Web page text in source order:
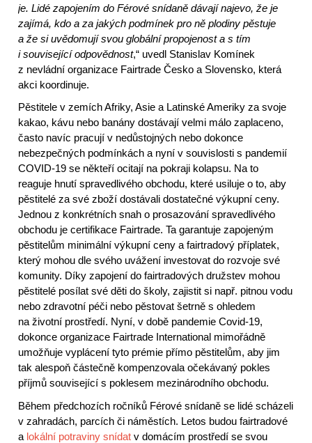
je. Lidé zapojením do Férové snídaně dávají najevo, že je
zajímá, kdo a za jakých podmínek pro ně plodiny pěstuje
a že si uvědomují svou globální propojenost a s tím
i související odpovědnost,“ uvedl Stanislav Komínek
z nevládní organizace Fairtrade Česko a Slovensko, která
akci koordinuje.
Pěstitele v zemích Afriky, Asie a Latinské Ameriky za svoje
kakao, kávu nebo banány dostávají velmi málo zaplaceno,
často navíc pracují v nedůstojných nebo dokonce
nebezpečných podmínkách a nyní v souvislosti s pandemií
COVID-19 se někteří ocitají na pokraji kolapsu. Na to
reaguje hnutí spravedlivého obchodu, které usiluje o to, aby
pěstitelé za své zboží dostávali dostatečné výkupní ceny.
Jednou z konkrétních snah o prosazování spravedlivého
obchodu je certifikace Fairtrade. Ta garantuje zapojeným
pěstitelům minimální výkupní ceny a fairtradový příplatek,
který mohou dle svého uvážení investovat do rozvoje své
komunity. Díky zapojení do fairtradových družstev mohou
pěstitelé posílat své děti do školy, zajistit si např. pitnou vodu
nebo zdravotní péči nebo pěstovat šetrně s ohledem
na životní prostředí. Nyní, v době pandemie Covid-19,
dokonce organizace Fairtrade International mimořádně
umožňuje vyplácení tyto prémie přímo pěstitelům, aby jim
tak alespoň částečně kompenzovala očekávaný pokles
příjmů související s poklesem mezinárodního obchodu.
Během předchozích ročníků Férové snídaně se lidé scházeli
v zahradách, parcích či náměstích. Letos budou fairtradové
a lokální potraviny snídat v domácím prostředí se svou